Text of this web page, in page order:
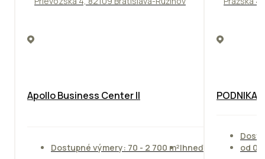
Apollo Business Center II
Dostupné výmery: 70 - 2 700 m²Ihneď
od